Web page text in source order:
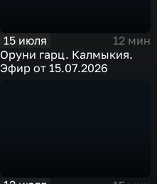
15 июля
12 мин
Оруни гарц. Калмыкия.
Эфир от 15.07.2026